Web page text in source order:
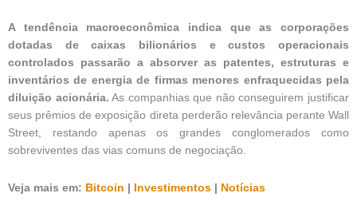
A tendência macroeconômica indica que as corporações
dotadas de caixas bilionários e custos operacionais
controlados passarão a absorver as patentes, estruturas e
inventários de energia de firmas menores enfraquecidas pela
diluição acionária. As companhias que não conseguirem justificar
seus prêmios de exposição direta perderão relevância perante Wall
Street, restando apenas os grandes conglomerados como
sobreviventes das vias comuns de negociação.
Veja mais em: Bitcoin | Investimentos | Notícias